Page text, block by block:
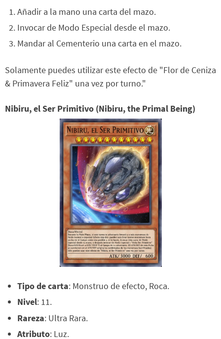
Añadir a la mano una carta del mazo.
Invocar de Modo Especial desde el mazo.
Mandar al Cementerio una carta en el mazo.
Solamente puedes utilizar este efecto de "Flor de Ceniza
& Primavera Feliz" una vez por turno."
Nibiru, el Ser Primitivo (Nibiru, the Primal Being)
Tipo de carta: Monstruo de efecto, Roca.
Nivel: 11.
Rareza: Ultra Rara.
Atributo: Luz.